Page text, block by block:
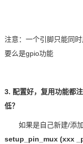
注意：一个引脚只能同
要么是gpio功能
3. 配置好，复用功能都
低？
如果是自己新建/添
setup_pin_mux (xxx